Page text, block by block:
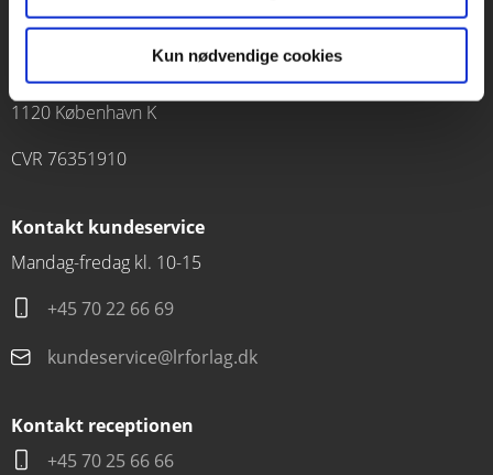
Kun nødvendige cookies
Vognmagergade 11
1120 København K
CVR 76351910
Kontakt kundeservice
Mandag-fredag kl. 10-15
+45 70 22 66 69
kundeservice@lrforlag.dk
Kontakt receptionen
+45 70 25 66 66